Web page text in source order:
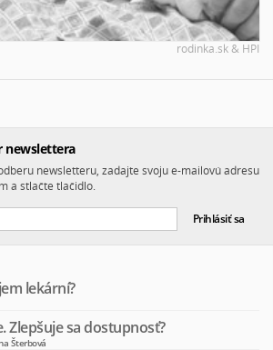
rodinka.sk & HPI
newslettera
newsletteru, zadajte svoju e-mailovú adresu
a stlačte tlačidlo.
lekární?
Zlepšuje sa dostupnosť?
Šterbová